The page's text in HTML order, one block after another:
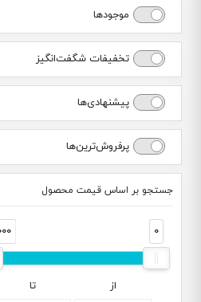
موجودها
تخفیفات شگفت‌انگیز
پیشنهادی‌ها
پرفروش‌ترین‌ها
جستجو بر اساس قیمت محصول
0
از تا